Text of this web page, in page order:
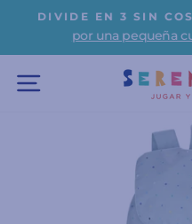
directamente
al
contenido
DIVIDE EN 3 SIN
por una pequeña
NAVEGACIÓN